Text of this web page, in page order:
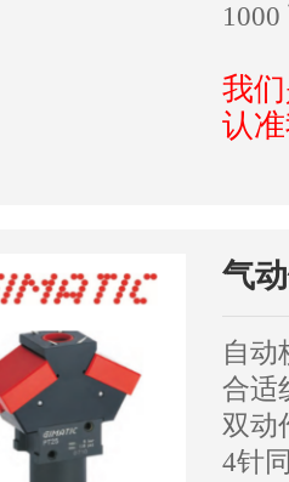
我
认
气
自动
合适
双动
4针